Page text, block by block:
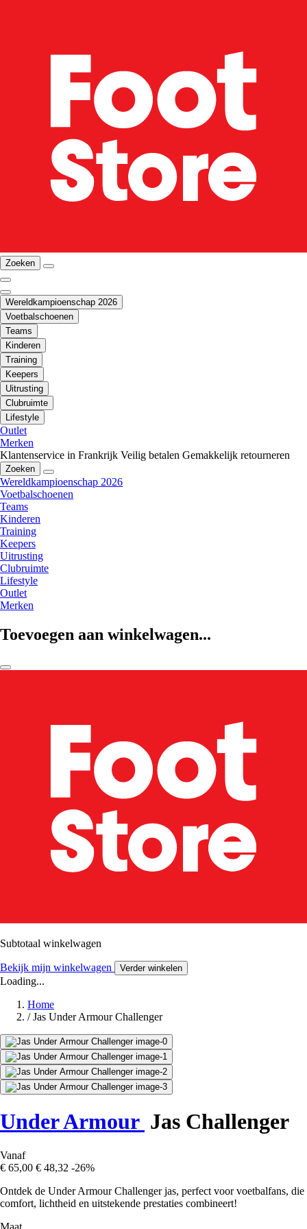
Zoeken
Wereldkampioenschap 2026
Voetbalschoenen
Teams
Kinderen
Training
Keepers
Uitrusting
Clubruimte
Lifestyle
Outlet
Merken
Klantenservice in Frankrijk Veilig betalen Gemakkelijk retourneren
Zoeken
Wereldkampioenschap 2026
Voetbalschoenen
Teams
Kinderen
Training
Keepers
Uitrusting
Clubruimte
Lifestyle
Outlet
Merken
Toevoegen aan winkelwagen...
Subtotaal winkelwagen
Bekijk mijn winkelwagen Verder winkelen
Loading...
Home
/ Jas Under Armour Challenger
Under Armour Jas Challenger
Vanaf
€ 65,00 € 48,32 -26%
Ontdek de Under Armour Challenger jas, perfect voor voetbalfans, die
comfort, lichtheid en uitstekende prestaties combineert!
Maat